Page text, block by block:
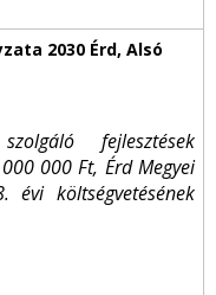
fejlesztések
000 Ft, Érd Megyei
évi költségvetésének